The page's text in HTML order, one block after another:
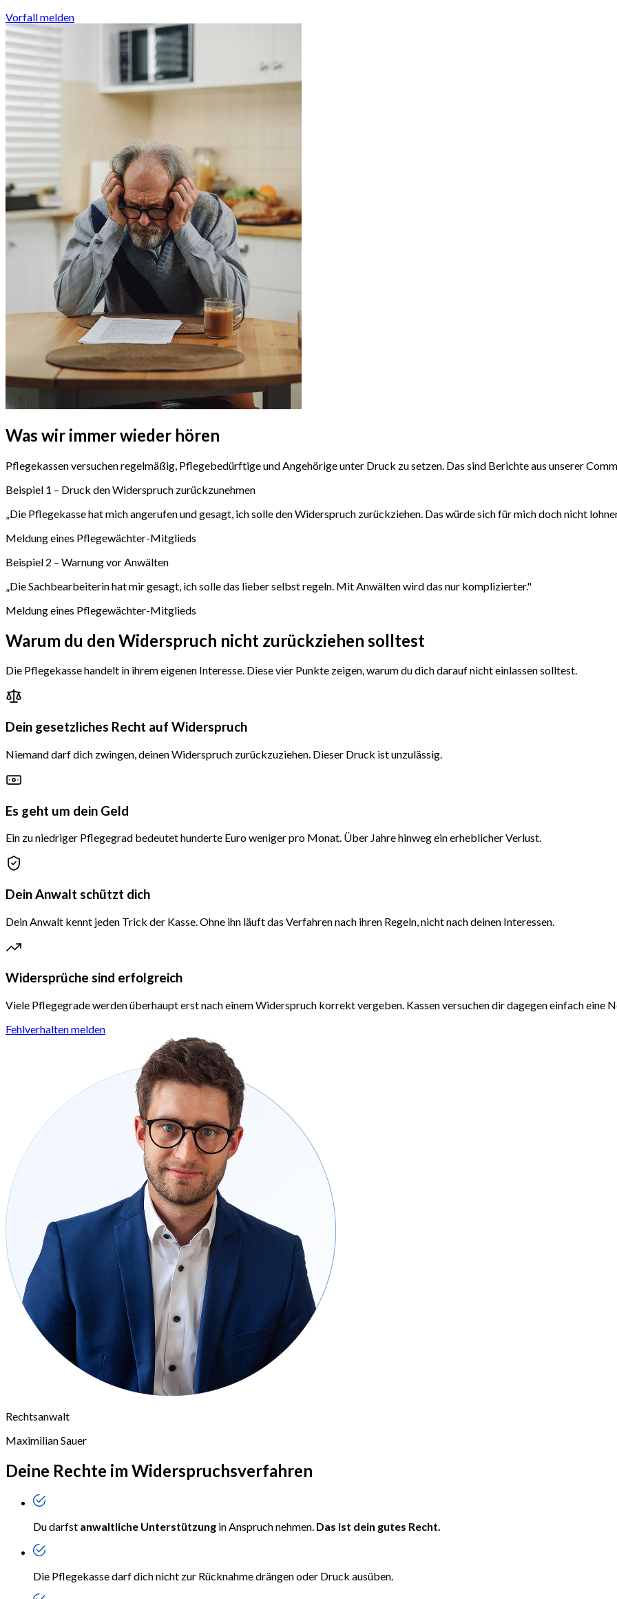
Vorfall melden
Was wir immer wieder hören
Pflegekassen versuchen regelmäßig, Pflegebedürftige und Angehörige unter Druck zu setzen. Das sind Berichte aus unserer
Beispiel 1 – Druck den Widerspruch zurückzunehmen
Die Pflegekasse hat mich angerufen und gesagt, ich solle den Widerspruch zurückziehen. Das würde sich für mich doch nicht
Meldung eines Pflegewächter-Mitglieds
Beispiel 2 – Warnung vor Anwälten
Die Sachbearbeiterin hat mir gesagt, ich solle das lieber selbst regeln. Mit Anwälten wird das nur komplizierter."
Meldung eines Pflegewächter-Mitglieds
Warum du den Widerspruch nicht zurückziehen solltest
Die Pflegekasse handelt in ihrem eigenen Interesse. Diese vier Punkte zeigen, warum du dich darauf nicht einlassen solltest.
Dein gesetzliches Recht auf Widerspruch
Niemand darf dich zwingen, deinen Widerspruch zurückzuziehen. Dieser Druck ist unzulässig.
Es geht um dein Geld
Ein zu niedriger Pflegegrad bedeutet hunderte Euro weniger pro Monat. Über Jahre hinweg ein erheblicher Verlust.
Dein Anwalt schützt dich
Dein Anwalt kennt jeden Trick der Kasse. Ohne ihn läuft das Verfahren nach ihren Regeln, nicht nach deinen Interessen.
Widersprüche sind erfolgreich
Viele Pflegegrade werden überhaupt erst nach einem Widerspruch korrekt vergeben. Kassen versuchen dir dagegen einfach eine
Fehlverhalten melden
Rechtsanwalt
Maximilian Sauer
Deine Rechte im Widerspruchsverfahren
Du darfst anwaltliche Unterstützung in Anspruch nehmen. Das ist dein gutes Recht.
Die Pflegekasse darf dich nicht zur Rücknahme drängen oder Druck ausüben.